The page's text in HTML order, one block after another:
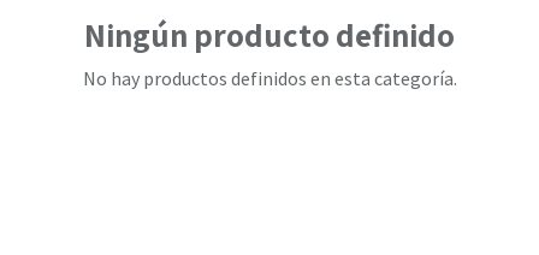
Ningún producto definido
No hay productos definidos en esta categoría.